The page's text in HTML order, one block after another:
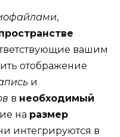
,
вашим
отображение
и
в необходимый
на размер
интегрируются в